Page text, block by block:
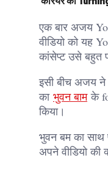
एक बार अजय
वीडियो को यह​
कांसेप्ट उसे बहुत
इसी बीच अजय ने
का भुवन बामके
किया।
भुवन बम का साथ
अपने वीडियो की